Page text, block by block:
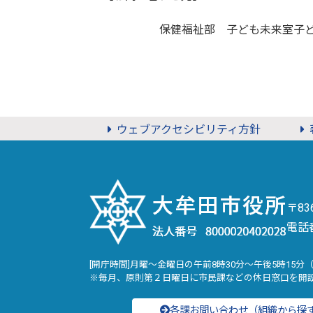
保健福祉部 子ども未来室子
ウェブアクセシビリティ方針
〒
電話
[開庁時間]月曜～金曜日の午前8時30分～午後5時15分
※毎月、原則第２日曜日に市民課などの休日窓口を開
各課お問い合わせ（組織から探